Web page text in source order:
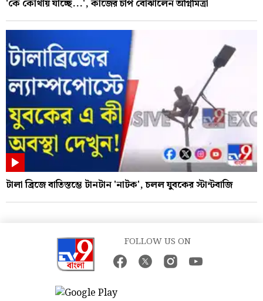
'কে কোথায় যাচ্ছে...', কাজের চাপ বোঝালেন অগ্নিমিত্রা
টালা ব্রিজে বাতিস্তম্ভে টানটান 'নাটক', চলল যুবকের স্টান্টবাজি
FOLLOW US ON